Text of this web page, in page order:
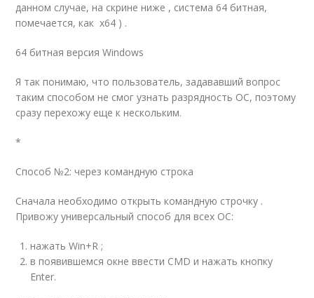
данном случае, на скрине ниже , система 64 битная,
помечается, как x64 ) .
64 битная версия Windows
Я так понимаю, что пользователь, задававший вопрос
таким способом не смог узнать разрядность ОС, поэтому
сразу перехожу еще к нескольким.
*
Способ №2: через командную строка
Сначала необходимо открыть командную строчку .
Привожу универсальный способ для всех ОС:
нажать Win+R ;
в появившемся окне ввести CMD и нажать кнопку
Enter.